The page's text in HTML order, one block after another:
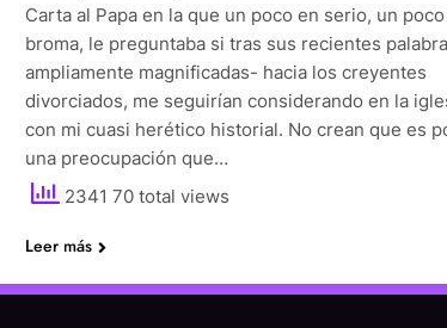
Carta al Papa en la que un poco en serio, un
broma, le preguntaba si tras sus recientes
ampliamente magnificadas- hacia los creyentes
divorciados, me seguirían considerando en la
con mi cuasi herético historial. No crean que es
una preocupación que…
2341 70 total views
Leer más